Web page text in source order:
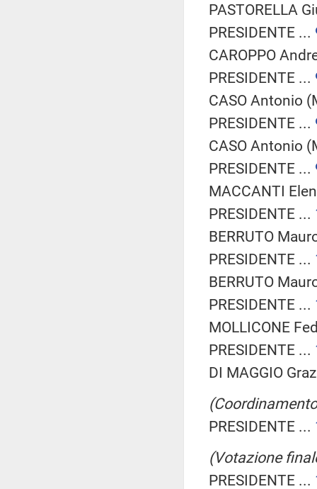
PASTORELLA
PRESIDENTE ...
CAROPPO
PRESIDENTE ...
CASO Antonio
PRESIDENTE ...
CASO Antonio
PRESIDENTE ...
MACCANTI
PRESIDENTE ...
BERRUTO
PRESIDENTE ...
BERRUTO
PRESIDENTE ...
MOLLICONE
PRESIDENTE ...
DI MAGGIO
PRESIDENTE ...
(Votazione
PRESIDENTE ...